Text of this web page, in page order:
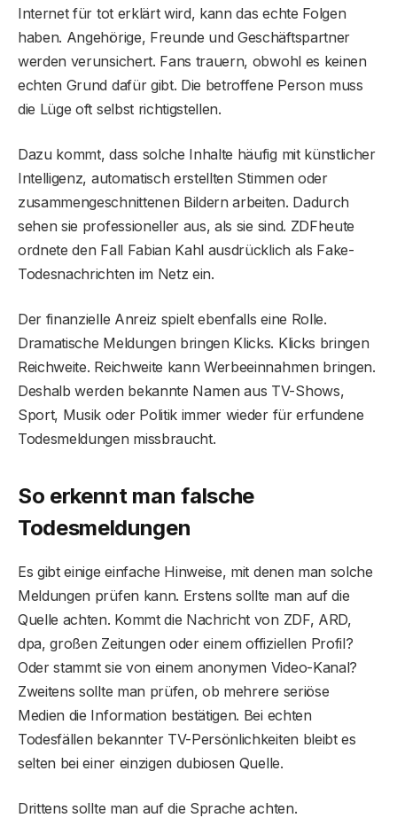
Internet für tot erklärt wird, kann das echte Folgen
haben. Angehörige, Freunde und Geschäftspartner
werden verunsichert. Fans trauern, obwohl es keinen
echten Grund dafür gibt. Die betroffene Person muss
die Lüge oft selbst richtigstellen.
Dazu kommt, dass solche Inhalte häufig mit künstlicher
Intelligenz, automatisch erstellten Stimmen oder
zusammengeschnittenen Bildern arbeiten. Dadurch
sehen sie professioneller aus, als sie sind. ZDFheute
ordnete den Fall Fabian Kahl ausdrücklich als Fake-
Todesnachrichten im Netz ein.
Der finanzielle Anreiz spielt ebenfalls eine Rolle.
Dramatische Meldungen bringen Klicks. Klicks bringen
Reichweite. Reichweite kann Werbeeinnahmen bringen.
Deshalb werden bekannte Namen aus TV-Shows,
Sport, Musik oder Politik immer wieder für erfundene
Todesmeldungen missbraucht.
So erkennt man falsche
Todesmeldungen
Es gibt einige einfache Hinweise, mit denen man solche
Meldungen prüfen kann. Erstens sollte man auf die
Quelle achten. Kommt die Nachricht von ZDF, ARD,
dpa, großen Zeitungen oder einem offiziellen Profil?
Oder stammt sie von einem anonymen Video-Kanal?
Zweitens sollte man prüfen, ob mehrere seriöse
Medien die Information bestätigen. Bei echten
Todesfällen bekannter TV-Persönlichkeiten bleibt es
selten bei einer einzigen dubiosen Quelle.
Drittens sollte man auf die Sprache achten.